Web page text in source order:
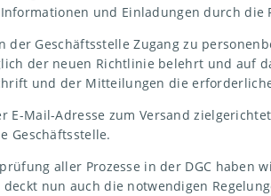
und Einladungen durch die
Geschäftsstelle Zugang zu
der neuen Richtlinie belehrt und auf
und der Mitteilungen die
E-Mail-Adresse zum Versand
Geschäftsstelle.
aller Prozesse in der DGC
nun auch die notwendigen